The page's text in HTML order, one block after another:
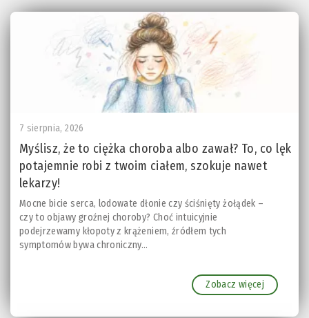
7 sierpnia, 2026
Myślisz, że to ciężka choroba albo zawał? To, co lęk
potajemnie robi z twoim ciałem, szokuje nawet
lekarzy!
Mocne bicie serca, lodowate dłonie czy ściśnięty żołądek –
czy to objawy groźnej choroby? Choć intuicyjnie
podejrzewamy kłopoty z krążeniem, źródłem tych
symptomów bywa chroniczny...
Zobacz więcej